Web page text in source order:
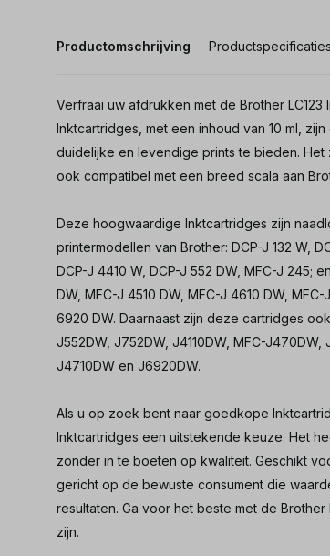
Productomschrijving Productspecificaties
Verfraai uw afdrukken met de Brother
Inktcartridges, met een inhoud van 10 ml,
duidelijke en levendige prints te bieden.
ook compatibel met een breed scala aan
Deze hoogwaardige Inktcartridges zijn
printermodellen van Brother: DCP-J 132 W,
DCP-J 4410 W, DCP-J 552 DW, MFC-J 245;
DW, MFC-J 4510 DW, MFC-J 4610 DW,
6920 DW. Daarnaast zijn deze cartridges
J552DW, J752DW, J4110DW, MFC-
J4710DW en J6920DW.
Als u op zoek bent naar goedkope
Inktcartridges een uitstekende keuze. Het
zonder in te boeten op kwaliteit. Geschikt
gericht op de bewuste consument die
resultaten. Ga voor het beste met de
zijn.